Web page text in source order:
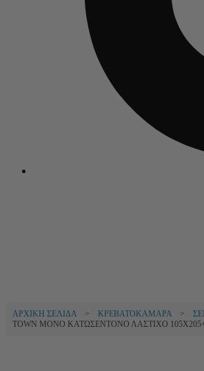
ΑΡΧΙΚΉ ΣΕΛΊΔΑ > ΚΡΕΒΑΤΟΚΆΜΑΡΑ >
TOWN ΜΟΝΌ ΚΑΤΩΣΈΝΤΟΝΟ ΛΆΣΤΙΧΟ